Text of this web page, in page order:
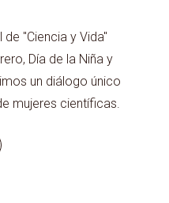
"Ciencia y Vida"
Día de la Niña y
un diálogo único
mujeres científicas.